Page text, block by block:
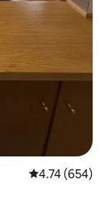
レビュー654
4.74 (654)